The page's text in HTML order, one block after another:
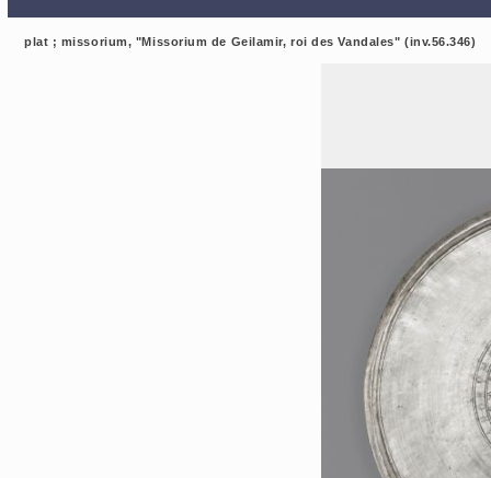
plat ; missorium, "Missorium de Geilamir, roi des Vandales" (inv.56.346)